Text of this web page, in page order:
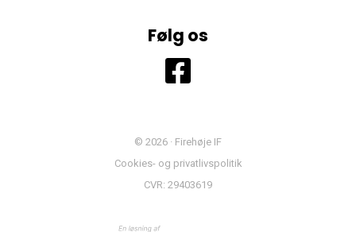
Følg os
© 2026 · Firehøje IF
Cookies- og privatlivspolitik
CVR: 29403619